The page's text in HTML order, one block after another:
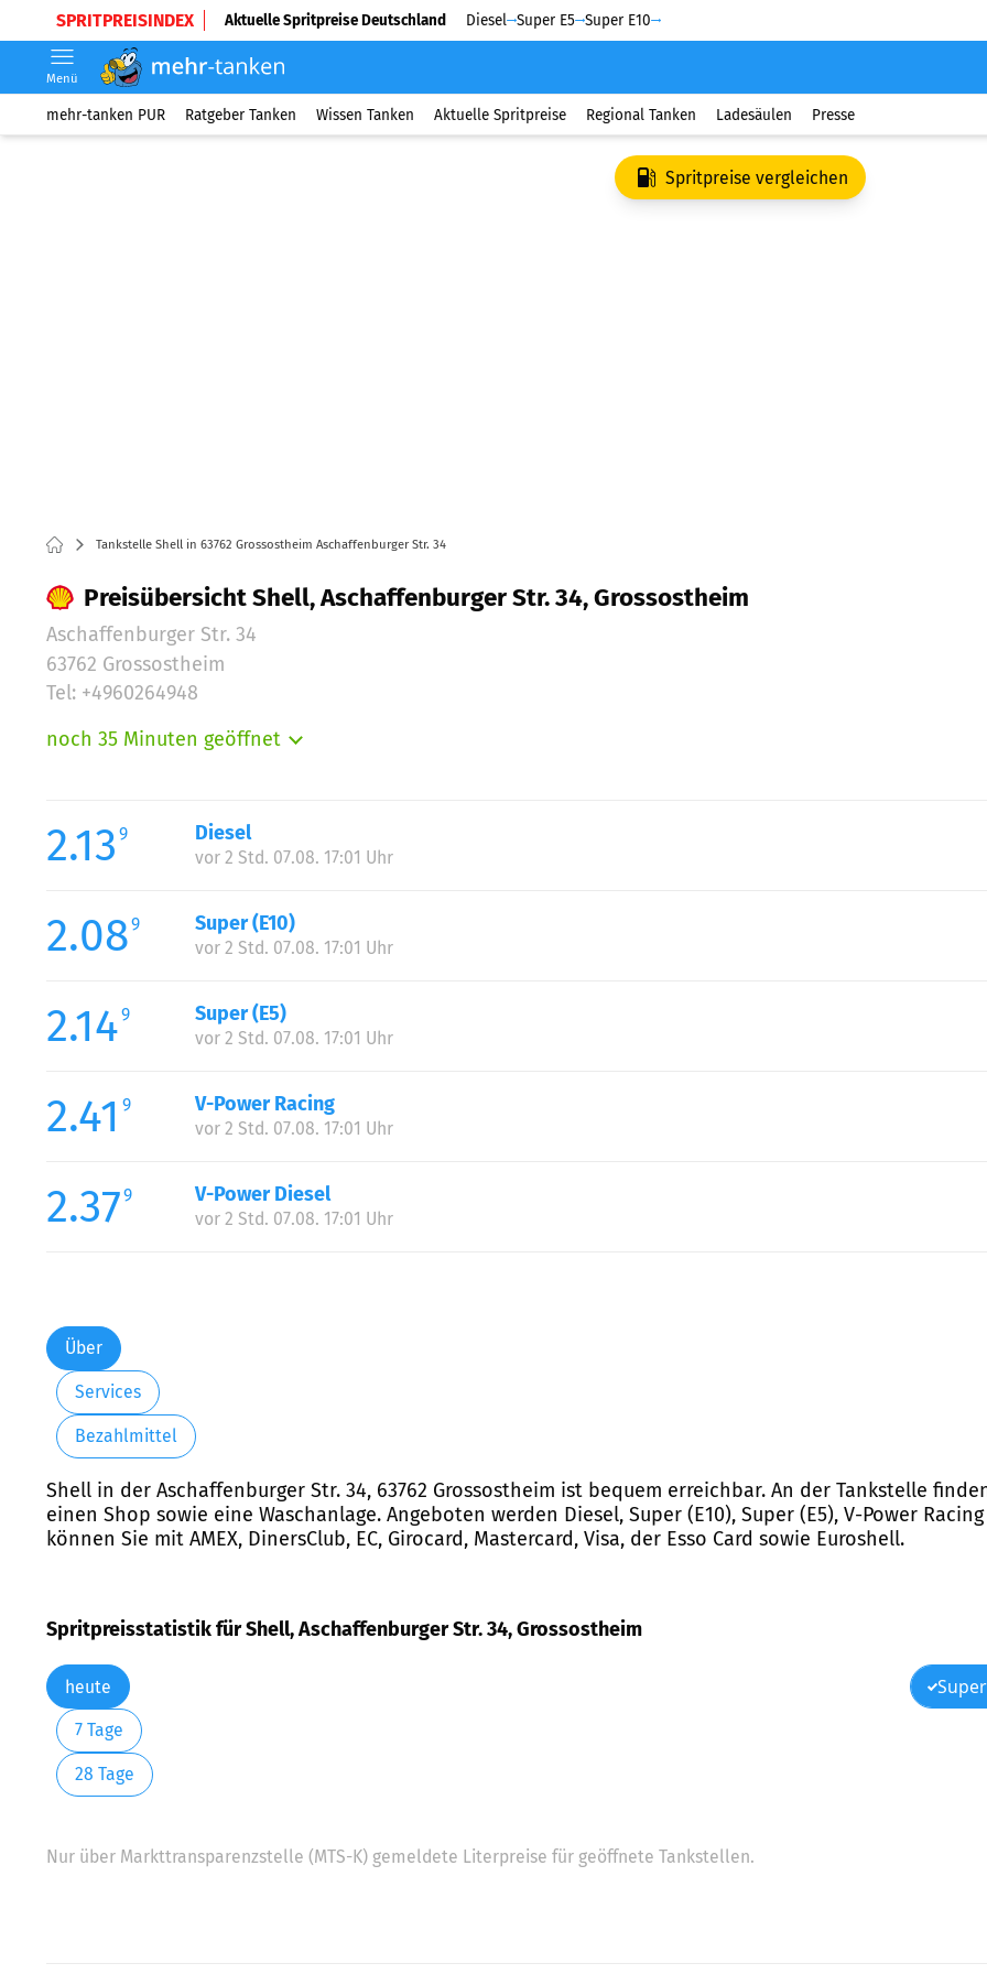
SPRITPREISINDEX Aktuelle Spritpreise Deutschland Diesel Super E5 Super E10
Menü
mehr-tanken PUR Ratgeber Tanken Wissen Tanken Aktuelle Spritpreise Regional Tanken Ladesäulen Presse
Spritpreise vergleichen
Tankstelle Shell in 63762 Grossostheim Aschaffenburger Str. 34
Preisübersicht Shell, Aschaffenburger Str. 34, Grossostheim
Aschaffenburger Str. 34
63762 Grossostheim
Tel: +4960264948
noch 35 Minuten geöffnet
Mittwoch:
Donnerstag:
Samstag:
Sonntag:
2.13 9 Diesel
vor 2 Std. 07.08. 17:01 Uhr
2.089 Super (E10)
vor 2 Std. 07.08. 17:01 Uhr
2.149 Super (E5)
vor 2 Std. 07.08. 17:01 Uhr
2.41 9 V-Power Racing
vor 2 Std. 07.08. 17:01 Uhr
2.379 V-Power Diesel
vor 2 Std. 07.08. 17:01 Uhr
Über
Services
Bezahlmittel
Shell in der Aschaffenburger Str. 34, 63762 Grossostheim ist bequem erreichbar. An der Tankstelle
einen Shop sowie eine Waschanlage. Angeboten werden Diesel, Super (E10), Super (E5), V-Power
können Sie mit AMEX, DinersClub, EC, Girocard, Mastercard, Visa, der Esso Card sowie Euroshell.
Spritpreisstatistik für Shell, Aschaffenburger Str. 34, Grossostheim
heute
7 Tage
28 Tage
Nur über Markttransparenzstelle (MTS-K) gemeldete Literpreise für geöffnete Tankstellen.